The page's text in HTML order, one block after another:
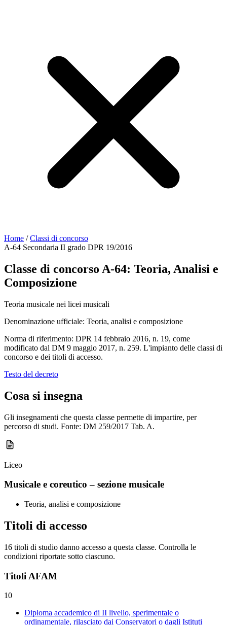
Home /Classi di concorso
A-64 Secondaria II grado DPR 19/2016
Classe di concorso A-64: Teoria, Analisi e
Composizione
Teoria musicale nei licei musicali
Denominazione ufficiale: Teoria, analisi e composizione
Norma di riferimento: DPR 14 febbraio 2016, n. 19, come
modificato dal DM 9 maggio 2017, n. 259. L'impianto delle classi di
concorso e dei titoli di accesso.
Testo del decreto
Cosa si insegna
Gli insegnamenti che questa classe permette di impartire, per
percorso di studi. Fonte: DM 259/2017 Tab. A.
Liceo
Musicale e coreutico – sezione musicale
Teoria, analisi e composizione
Titoli di accesso
16 titoli di studio danno accesso a questa classe. Controlla le
condizioni riportate sotto ciascuno.
Titoli AFAM
10
Diploma accademico di II livello, sperimentale o
ordinamentale, rilasciato dai Conservatori o dagli Istituti